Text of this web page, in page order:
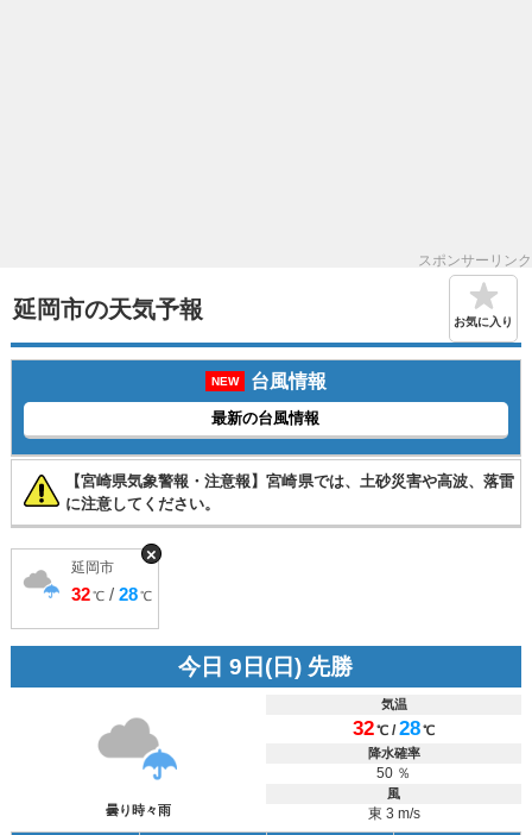
スポンサーリンク
延岡市の天気予報 お気に入り
NEW 台風情報
最新の台風情報
【宮崎県気象警報・注意報】宮崎県では、土砂災害や高波、落雷
に注意してください。
延岡市
32℃/ 28℃
×
今日 9日(日) 先勝
曇り時々雨
気温
32℃ /28℃
降水確率
50 ％
風
東 3 m/s